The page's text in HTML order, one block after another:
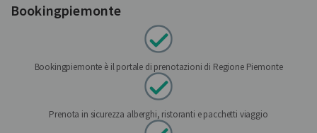
Bookingpiemonte
Bookingpiemonte è il portale di prenotazioni di Regione Piemonte
Prenota in sicurezza alberghi, ristoranti e pacchetti viaggio